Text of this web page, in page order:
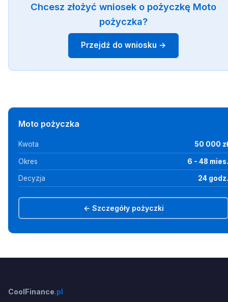
Chcesz złożyć wniosek o pożyczkę Moto
pożyczka?
Przejdź do wniosku →
Moto pożyczka
Kwota 50 000 zł
Okres 6 - 48 mies.
Decyzja 24 godz.
← Szczegóły pożyczki
CoolFinance.pl